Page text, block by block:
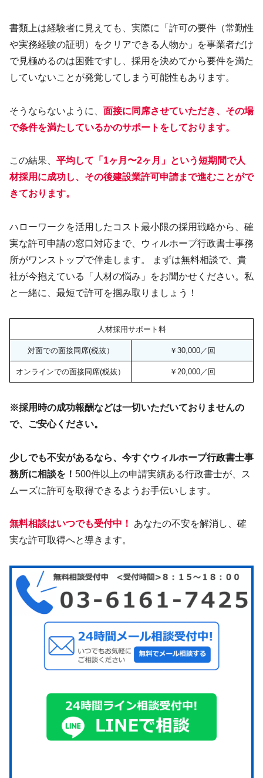
書類上は経験者に見えても、実際に「許可の要件（常勤性
や実務経験の証明）をクリアできる人物か」を事業者だけ
で見極めるのは困難ですし、採用を決めてから要件を満た
していないことが発覚してしまう可能性もあります。
そうならないように、 面接に同席させていただき、その場
で条件を満たしているかのサポート をしております。
この結果、 平均して「1ヶ月〜2ヶ月」という短期間で人
材採用に成功し、その後建設業許可申請まで進むことがで
きております。
ハローワークを活用したコスト最小限の採用戦略から、確
実な許可申請の窓口対応まで、ウィルホープ行政書士事務
所がワンストップで伴走します。 まずは無料相談で、貴
社が今抱えている「人材の悩み」をお聞かせください。私
と一緒に、最短で許可を掴み取りましょう！
人材採用サポート料
対面での面接同席(税抜） ￥30,000／回
オンラインでの面接同席(税抜） ￥20,000／回
※採用時の成功報酬などは一切いただいておりませんの
で、ご安心ください。
少しでも不安があるなら、今すぐウィルホープ行政書士事
務所に相談を！ 500件以上の申請実績ある行政書士が、ス
ムーズに許可を取得できるようお手伝いします。
無料相談はいつでも受付中！
あなたの不安を解消し、確
実な許可取得へと導きます。